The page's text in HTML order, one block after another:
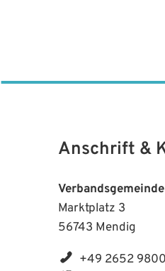
Anschrift &
Marktplatz 3
56743 Mendig
+49 2652